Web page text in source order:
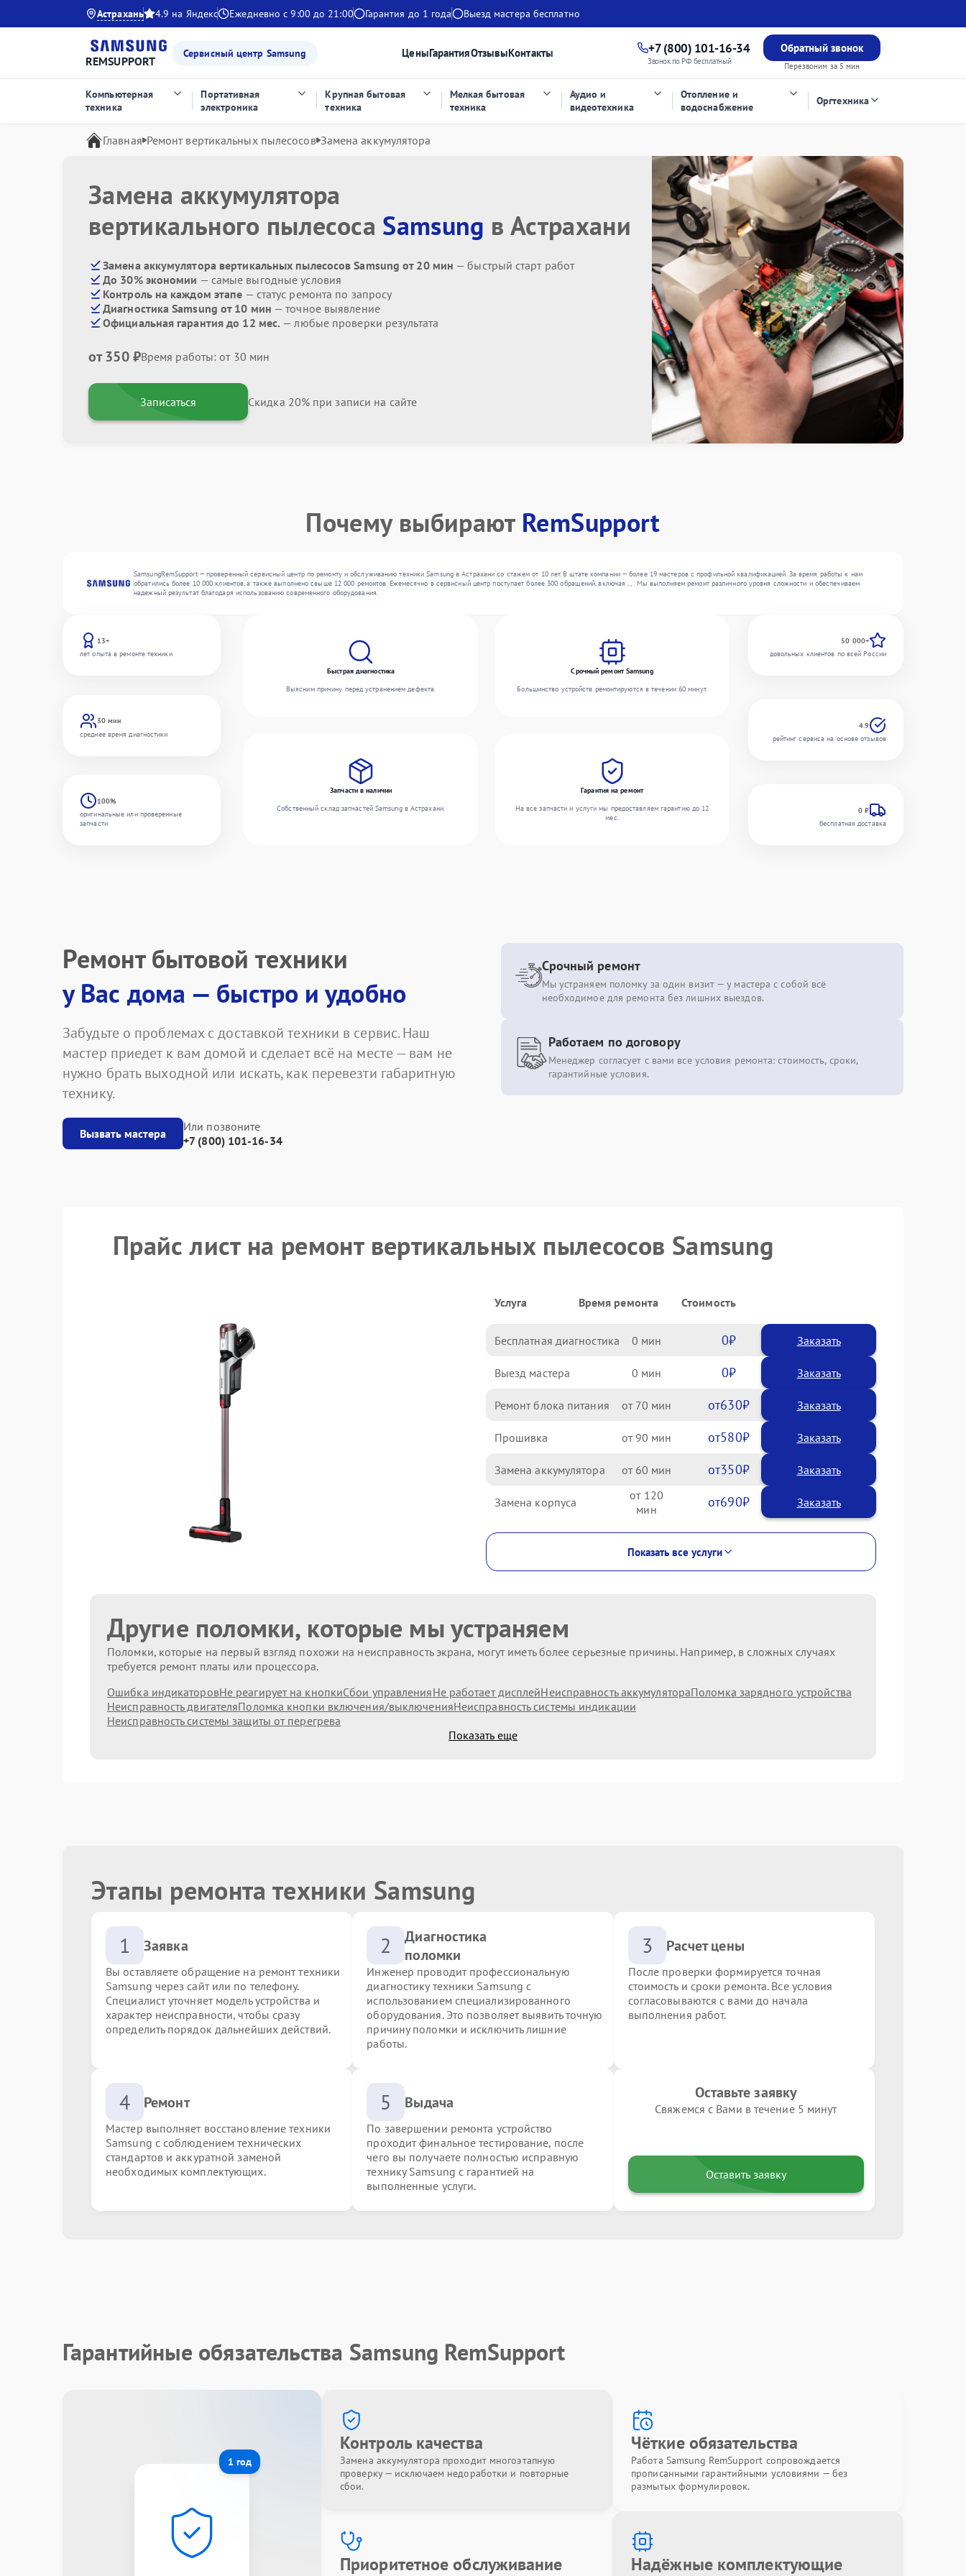
Астрахань 4.9 на Яндекс Ежедневно с 9:00 до 21:00 Гарантия до 1 года Выезд мастера бесплатно
REMSUPPORT
Сервисный центр Samsung ЦеныГарантияОтзывыКонтакты +7 (800) 101-16-34
Звонок по РФ бесплатный
Обратный звонок
Перезвоним за 5 мин
Компьютерная
техника
Портативная
электроника
Крупная бытовая
техника
Мелкая бытовая
техника
Аудио и
видеотехника
Отопление и
водоснабжение
Оргтехника
Главная Ремонт вертикальных пылесосов Замена аккумулятора
Замена аккумулятора
вертикального пылесоса Samsung в Астрахани
Замена аккумулятора вертикальных пылесосов Samsung от 20 мин — быстрый старт работ
До 30% экономии — самые выгодные условия
Контроль на каждом этапе — статус ремонта по запросу
Диагностика Samsung от 10 мин — точное выявление
Официальная гарантия до 12 мес. — любые проверки результата
от 350 ₽Время работы: от 30 мин
Записаться Скидка 20% при записи на сайте
Почему выбирают RemSupport
SamsungRemSupport — проверенный сервисный центр по ремонту и обслуживанию техники Samsung в Астрахани со стажем от 10 лет. В штате компании — более 19 мастеров с профильной квалификацией. За время работы к нам
обратились более 10 000 клиентов, а также выполнено свыше 12 000 ремонтов. Ежемесячно в сервисный центр поступает более 300 обращений, включая , , . Мы выполняем ремонт различного уровня сложности и обеспечиваем
надежный результат благодаря использованию современного оборудования.
13+
лет опыта в ремонте техники
30 мин
среднее время диагностики
100%
оригинальные или проверенные
запчасти
Быстрая диагностика
Выясним причину перед устранением дефекта.
Срочный ремонт Samsung
Большинство устройств ремонтируются в течении 60 минут.
Запчасти в наличии
Собственный склад запчастей Samsung в Астрахани.
Гарантия на ремонт
На все запчасти и услуги мы предоставляем гарантию до 12
мес.
50 000+
довольных клиентов по всей России
4.9
рейтинг сервиса на основе отзывов
0 ₽
бесплатная доставка
Ремонт бытовой техники
у Вас дома — быстро и удобно
Забудьте о проблемах с доставкой техники в сервис. Наш
мастер приедет к вам домой и сделает всё на месте — вам не
нужно брать выходной или искать, как перевезти габаритную
технику.
Вызвать мастера
Или позвоните
+7 (800) 101-16-34
Срочный ремонт
Мы устраняем поломку за один визит — у мастера с собой всё
необходимое для ремонта без лишних выездов.
Работаем по договору
Менеджер согласует с вами все условия ремонта: стоимость, сроки,
гарантийные условия.
Прайс лист на ремонт вертикальных пылесосов Samsung
Услуга Время ремонта Стоимость
Бесплатная диагностика 0 0 Заказать
Выезд мастера 0 0 Заказать
Ремонт блока питания 70 630
Прошивка 90 580
Замена аккумулятора 60 350
Замена корпуса 120 690
Показать все услуги
Другие поломки, которые мы устраняем
Поломки, которые на первый взгляд похожи на неисправность экрана, могут иметь более серьезные причины. Например, в сложных случаях
требуется ремонт платы или процессора.
Ошибка индикаторовНе реагирует на кнопкиСбои управленияНе работает дисплейНеисправность аккумулятораПоломка зарядного устройства
Неисправность двигателяПоломка кнопки включения/выключенияНеисправность системы индикации
Неисправность системы защиты от перегрева
Показать еще
Этапы ремонта техники Samsung
1 Заявка
Вы оставляете обращение на ремонт техники
Samsung через сайт или по телефону.
Специалист уточняет модель устройства и
характер неисправности, чтобы сразу
определить порядок дальнейших действий.
2
Диагностика
поломки
Инженер проводит профессиональную
диагностику техники Samsung с
использованием специализированного
оборудования. Это позволяет выявить точную
причину поломки и исключить лишние
работы.
3 Расчет цены
После проверки формируется точная
стоимость и сроки ремонта. Все условия
согласовываются с вами до начала
выполнения работ.
4 Ремонт
Мастер выполняет восстановление техники
Samsung с соблюдением технических
стандартов и аккуратной заменой
необходимых комплектующих.
5 Выдача
По завершении ремонта устройство
проходит финальное тестирование, после
чего вы получаете полностью исправную
технику Samsung с гарантией на
выполненные услуги.
Оставьте заявку
Свяжемся с Вами в течение 5 минут
Оставить заявку
Гарантийные обязательства Samsung RemSupport
1 год
Контроль качества
Замена аккумулятора проходит многоэтапную
проверку — исключаем недоработки и повторные
сбои.
Чёткие обязательства
Работа Samsung RemSupport сопровождается
прописанными гарантийными условиями — без
размытых формулировок.
Приоритетное обслуживание Надёжные комплектующие